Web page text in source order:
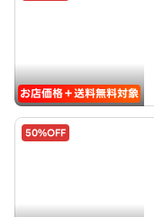
お店価格＋送料無料対象
50%OFF